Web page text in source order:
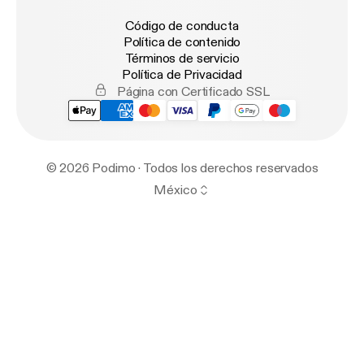
Código de conducta
Política de contenido
Términos de servicio
Política de Privacidad
Página con Certificado SSL
© 2026 Podimo · Todos los derechos reservados
México